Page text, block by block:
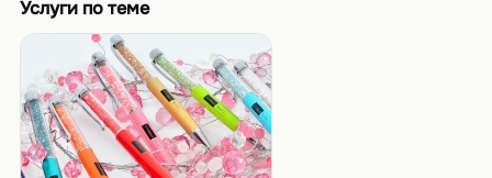
Услуги по теме